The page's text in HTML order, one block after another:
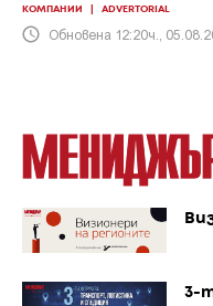
КОМПАНИИ ADVERTORIAL
Обновена 12:20ч.,
3-